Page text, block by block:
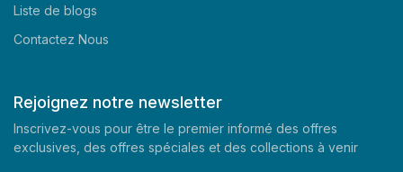
Liste de blogs
Contactez Nous
Rejoignez notre newsletter
Inscrivez-vous pour être le premier informé des offres
exclusives, des offres spéciales et des collections à venir